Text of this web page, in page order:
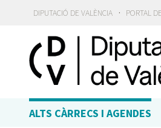
DIPUTACIÓ DE VALÈNCIA · PORTAL
ALTS CÀRRECS I AGENDES